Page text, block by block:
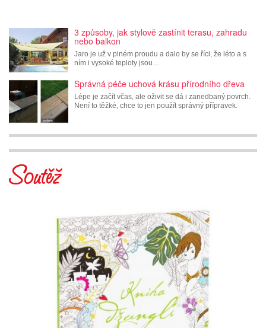
3 způsoby, jak stylově zastínit terasu, zahradu
nebo balkon
Jaro je už v plném proudu a dalo by se říci, že léto a s
ním i vysoké teploty jsou…
Správná péče uchová krásu přírodního dřeva
Lépe je začít včas, ale oživit se dá i zanedbaný povrch.
Není to těžké, chce to jen použít správný přípravek.